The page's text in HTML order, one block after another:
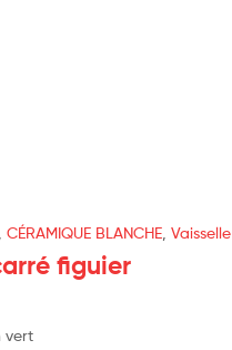
CÉRAMIQUE BLANCHE Vaisselle
figuier